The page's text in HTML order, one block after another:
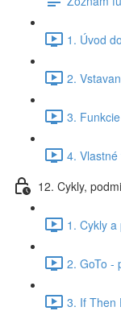
1. Úvod
2.
3.
4.
12. Cykly,
1. Cykly
2. GoTo -
3. If Then